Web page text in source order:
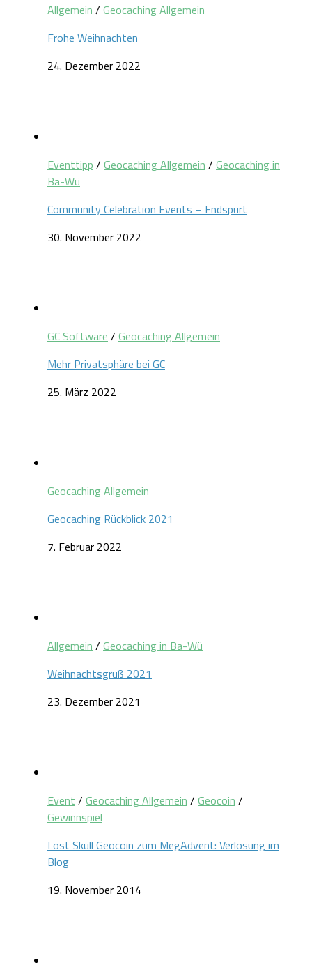
Allgemein / Geocaching Allgemein
Frohe Weihnachten
24. Dezember 2022
Eventtipp / Geocaching Allgemein / Geocaching in
Ba-Wü
Community Celebration Events – Endspurt
30. November 2022
GC Software / Geocaching Allgemein
Mehr Privatsphäre bei GC
25. März 2022
Geocaching Allgemein
Geocaching Rückblick 2021
7. Februar 2022
Allgemein / Geocaching in Ba-Wü
Weihnachtsgruß 2021
23. Dezember 2021
Event / Geocaching Allgemein / Geocoin /
Gewinnspiel
Lost Skull Geocoin zum MegAdvent: Verlosung im
Blog
19. November 2014